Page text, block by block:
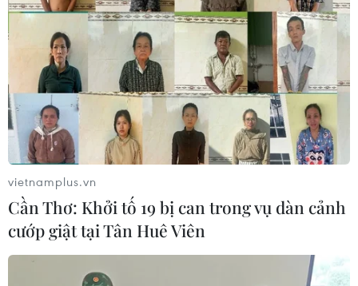
vietnamplus.vn
Cần Thơ: Khởi tố 19 bị can trong vụ dàn cảnh
cướp giật tại Tân Huê Viên